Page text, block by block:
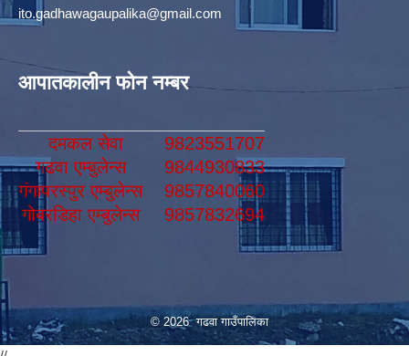
ito.gadhawagaupalika@gmail.com
आपातकालीन फोन नम्बर
दमकल सेवा
9823551707
गढवा एम्बुलेन्स
9844930833
गंगापरस्पुर एम्बुलेन्स
9857840060
गोबरडिहा एम्बुलेन्स
9857832694
© 2026 गढवा गाउँपालिका